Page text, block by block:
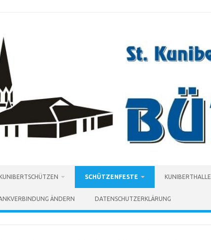
KUNIBERTSCHÜTZEN SCHÜTZENFESTE KUNIBERTHALLE
ÄNDERN DATENSCHUTZERKLÄRUNG